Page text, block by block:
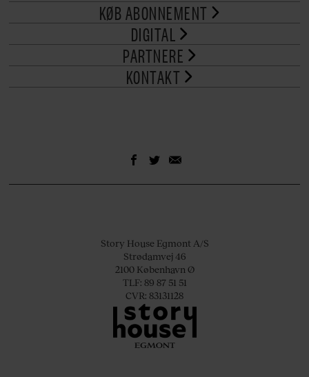
KØB ABONNEMENT
DIGITAL
PARTNERE
KONTAKT
Story House Egmont A/S
Strødamvej 46
2100 København Ø
TLF: 89 87 51 51
CVR: 83131128